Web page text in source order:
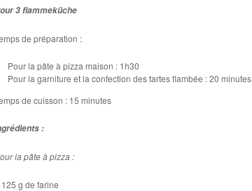
3 flammeküche
de préparation :
Pour la pâte à pizza maison : 1h30
Pour la garniture et la confection des tartes flambée : 20 minutes
de cuisson : 15 minutes
:
la pâte à pizza :
g de farine